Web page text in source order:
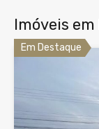
Imóveis
Em Destaque